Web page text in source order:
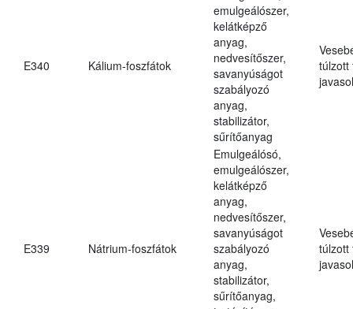
E340 Kálium-foszfátok
emulgeálószer,
kelátképző
anyag,
nedvesítőszer,
savanyúságot
szabályozó
anyag,
stabilizátor,
sűrítőanyag
túlzott
E339 Nátrium-foszfátok
Emulgeálósó,
emulgeálószer,
kelátképző
anyag,
nedvesítőszer,
savanyúságot
szabályozó
anyag,
stabilizátor,
sűrítőanyag,
túlzott